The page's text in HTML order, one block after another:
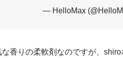
— HelloMax
香りの柔軟剤なのですが、